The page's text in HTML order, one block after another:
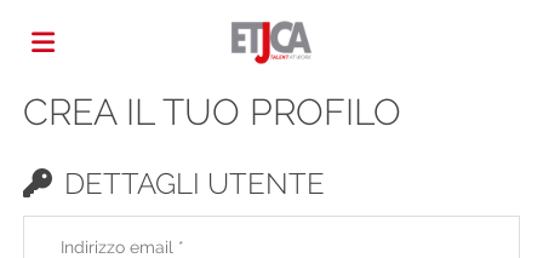
Home
Offerte
CREA IL TUO PROFILO
DETTAGLI UTENTE
Indirizzo email *